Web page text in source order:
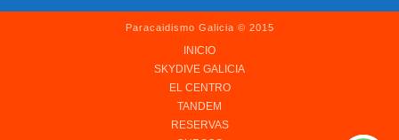
Paracaidismo Galicia © 2015
INICIO
SKYDIVE GALICIA
EL CENTRO
TANDEM
RESERVAS